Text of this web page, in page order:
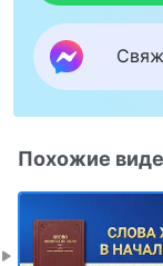
Похожие